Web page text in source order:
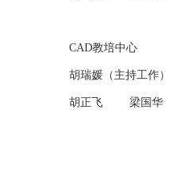
CAD教培中心
胡瑞媛（主持工作）
胡正飞 梁国华